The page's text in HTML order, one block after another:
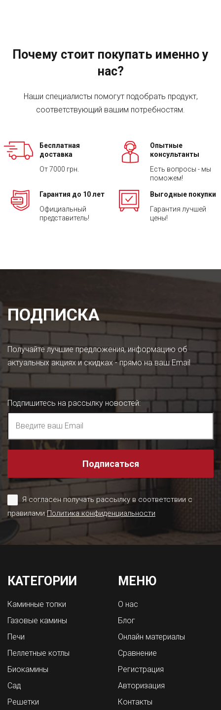
Почему стоит покупать именно у
нас?
Наши специалисты помогут подобрать продукт,
соответствующий вашим потребностям.
Бесплатная
доставка
От 7000 грн.
Опытные
консультанты
Есть вопросы - мы
поможем!
Гарантия до 10 лет
Официальный
представитель!
Выгодные покупки
Гарантия лучшей
цены!
ПОДПИСКА
Получайте лучшие предложения, информацию об
актуальных акциях и скидках - прямо на ваш Email
Подпишитесь на рассылку новостей:
Подписаться
Я согласен получать рассылку в соответствии с
правиламиПолитика конфиденциальности
КАТЕГОРИИ
Каминные топки
Газовые камины
Печи
Пеллетные котлы
Биокамины
Сад
Решетки
МЕНЮ
О нас
Блог
Онлайн материалы
Сравнение
Регистрация
Авторизация
Контакты